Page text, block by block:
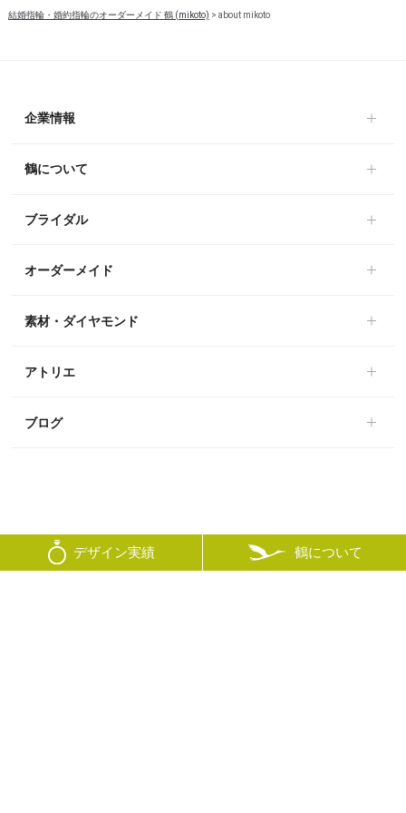
デザイン実績 鶴について
結婚指輪・婚約指輪のオーダーメイド 鶴 (mikoto) > about mikoto
企業情報
鶴について
ブライダル
オーダーメイド
素材・ダイヤモンド
アトリエ
ブログ